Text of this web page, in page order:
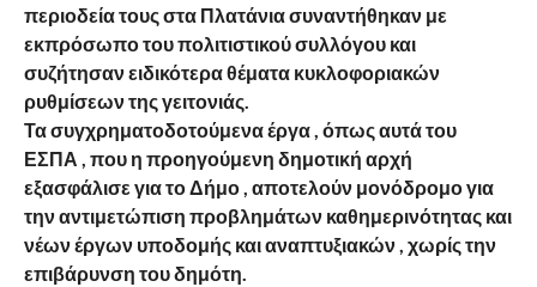
περιοδεία τους στα Πλατάνια συναντήθηκαν με
εκπρόσωπο του πολιτιστικού συλλόγου και
συζήτησαν ειδικότερα θέματα κυκλοφοριακών
ρυθμίσεων της γειτονιάς.
Τα συγχρηματοδοτούμενα έργα , όπως αυτά του
ΕΣΠΑ , που η προηγούμενη δημοτική αρχή
εξασφάλισε για το Δήμο , αποτελούν μονόδρομο για
την αντιμετώπιση προβλημάτων καθημερινότητας και
νέων έργων υποδομής και αναπτυξιακών , χωρίς την
επιβάρυνση του δημότη.